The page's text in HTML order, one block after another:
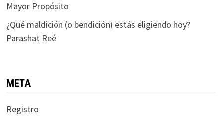
Mayor Propósito
¿Qué maldición (o bendición) estás eligiendo hoy?
Parashat Reé
META
Registro